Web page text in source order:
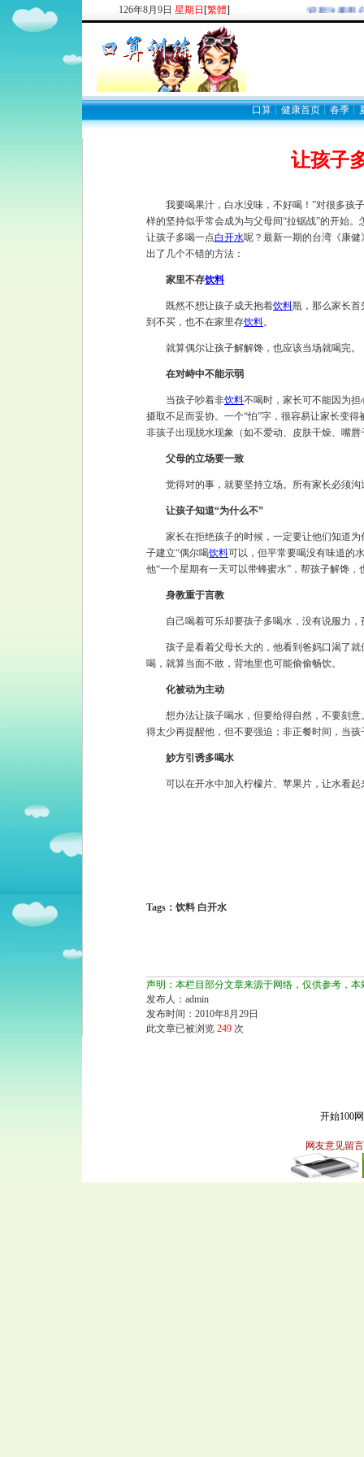
126年8月 9日 星期日 [繁體] 欢迎新注册用
口算 ┊ 健康首页 ┊ 春季 ┊
让孩子
我要喝果汁，白水没味，不好喝！”对很多孩
样的坚持似乎常会成为与父母间“拉锯战”的开始。
让孩子多喝一点白开水呢？最新一期的台湾《康健
出了几个不错的方法：
家里不存饮料
既然不想让孩子成天抱着饮料瓶，那么家长首
到不买，也不在家里存饮料。
就算偶尔让孩子解解馋，也应该当场就喝完。
在对峙中不能示弱
当孩子吵着非饮料不喝时，家长可不能因为担
摄取不足而妥协。一个“怕”字，很容易让家长变得
非孩子出现脱水现象（如不爱动、皮肤干燥、嘴
父母的立场要一致
觉得对的事，就要坚持立场。所有家长必须沟
让孩子知道“为什么不”
家长在拒绝孩子的时候，一定要让他们知道为
子建立“偶尔喝饮料可以，但平常要喝没有味道的
他“一个星期有一天可以带蜂蜜水”，帮孩子解馋，
身教重于言教
自己喝着可乐却要孩子多喝水，没有说服力，
孩子是看着父母长大的，他看到爸妈口渴了就
喝，就算当面不敢，背地里也可能偷偷畅饮。
化被动为主动
想办法让孩子喝水，但要给得自然，不要刻意
得太少再提醒他，但不要强迫；非正餐时间，当
妙方引诱多喝水
可以在开水中加入柠檬片、苹果片，让水看起
Tags：饮料 白开水
声明：本栏目部分文章来源于网络，仅供参考，
发布人：admin
发布时间：2010年8月29日
此文章已被浏览 249 次
开始100
网友意见留